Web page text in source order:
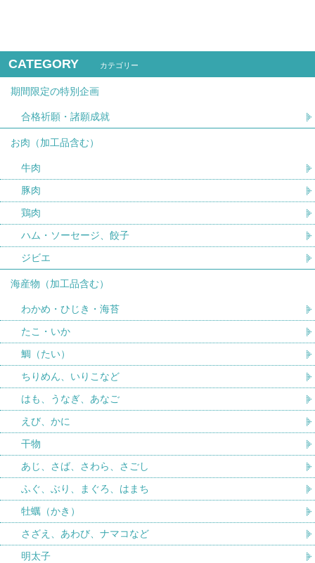
CATEGORY カテゴリー
期間限定の特別企画
合格祈願・諸願成就
お肉（加工品含む）
牛肉
豚肉
鶏肉
ハム・ソーセージ、餃子
ジビエ
海産物（加工品含む）
わかめ・ひじき・海苔
たこ・いか
鯛（たい）
ちりめん、いりこなど
はも、うなぎ、あなご
えび、かに
干物
あじ、さば、さわら、さごし
ふぐ、ぶり、まぐろ、はまち
牡蠣（かき）
さざえ、あわび、ナマコなど
明太子